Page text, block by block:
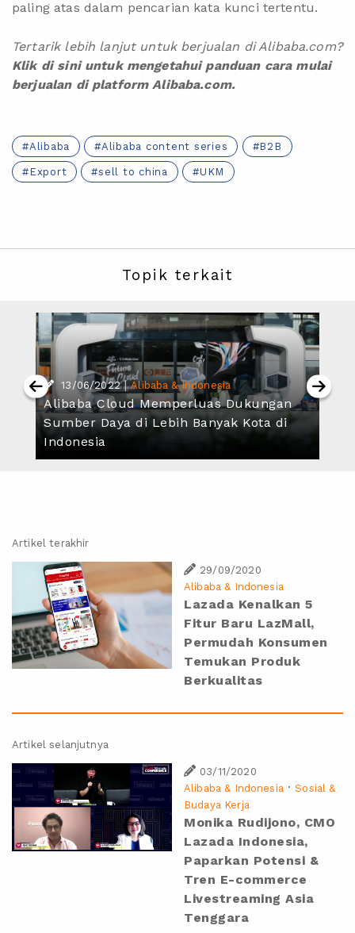
paling atas dalam pencarian kata kunci tertentu.
Tertarik lebih lanjut untuk berjualan di Alibaba.com?
Klik di sini untuk mengetahui panduan cara mulai
berjualan di platform Alibaba.com.
Alibaba Alibaba content series B2B
Export sell to china UKM
Topik terkait
13/06/2022 | Alibaba & Indonesia
Alibaba Cloud Memperluas Dukungan
Sumber Daya di Lebih Banyak Kota di
Indonesia
Artikel terakhir
29/09/2020
Alibaba & Indonesia
Lazada Kenalkan 5
Fitur Baru LazMall,
Permudah Konsumen
Temukan Produk
Berkualitas
Artikel selanjutnya
03/11/2020
Alibaba & Indonesia·Sosial &
Budaya Kerja
Monika Rudijono, CMO
Lazada Indonesia,
Paparkan Potensi &
Tren E-commerce
Livestreaming Asia
Tenggara